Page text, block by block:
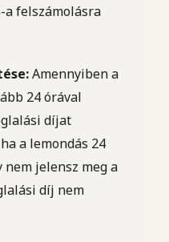
a felszámolásra
Amennyiben a
24 órával
díjat
a lemondás 24
jelensz meg a
díj nem